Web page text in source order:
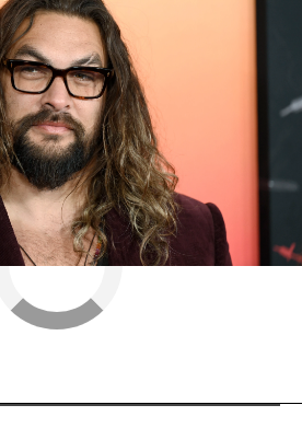
Fast and Furious